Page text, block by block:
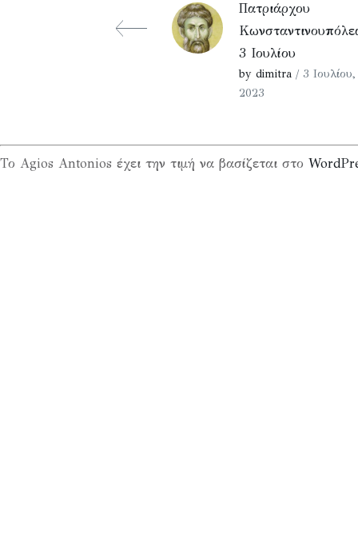
Πατριάρχου
3 Ιουλίου
by dimitra / 3 Ιουλίου,
2023
Το Agios Antonios έχει την τιμή να βασίζεται στο